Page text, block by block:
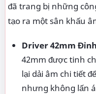
đã trang bị những
tạo ra một sân khấu
Driver 42mm
42mm được tinh
lại dải âm chi tiết
nhưng không lấn